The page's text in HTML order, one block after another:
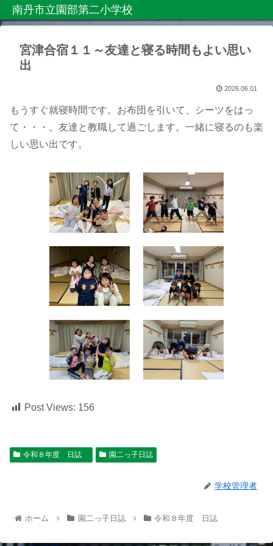
南丹市立園部第二小学校
宮津合宿１１～友達と寝る時間もよい思い
出
2026.06.01
もうすぐ就寝時間です。お布団を引いて、シーツをはっ
て・・・。友達と教職して過ごします。一緒に寝るのも楽
しい思い出です。
Post Views: 156
令和８年度 日誌 園二っ子日誌
学校管理者
ホーム 園二っ子日誌 令和８年度 日誌